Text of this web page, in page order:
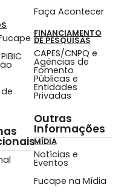
Faça Acontecer
FINANCIAMENTO
DE PESQUISAS
CAPES/CNPQ e
Agências de
Fomento
Públicas e
Entidades
Privadas
Outras
Informações
MÍDIA
Notícias e
Eventos
Fucape na Mídia